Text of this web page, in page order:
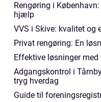
Rengøring i
hjælp
VVS i Skive: kvalitet og
Privat rengøring: En
Effektive løsninger
Adgangskontrol i
tryg hverdag
Guide til